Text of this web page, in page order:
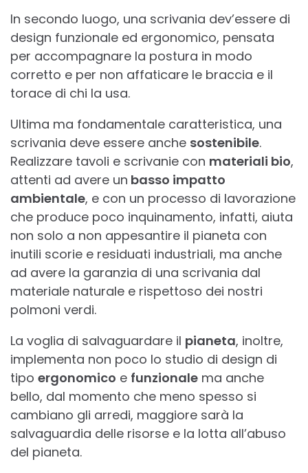
In secondo luogo, una scrivania dev’essere di
design funzionale ed ergonomico, pensata
per accompagnare la postura in modo
corretto e per non affaticare le braccia e il
torace di chi la usa.
Ultima ma fondamentale caratteristica, una
scrivania deve essere anche sostenibile.
Realizzare tavoli e scrivanie con materiali bio,
attenti ad avere un basso impatto
ambientale, e con un processo di lavorazione
che produce poco inquinamento, infatti, aiuta
non solo a non appesantire il pianeta con
inutili scorie e residuati industriali, ma anche
ad avere la garanzia di una scrivania dal
materiale naturale e rispettoso dei nostri
polmoni verdi.
La voglia di salvaguardare il pianeta, inoltre,
implementa non poco lo studio di design di
tipo ergonomico e funzionale ma anche
bello, dal momento che meno spesso si
cambiano gli arredi, maggiore sarà la
salvaguardia delle risorse e la lotta all’abuso
del pianeta.